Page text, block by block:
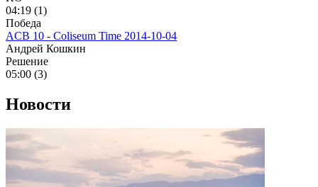
04:19 (1)
Победа
ACB 10 - Coliseum Time 2014-10-04
Андрей Кошкин
Решение
05:00 (3)
Новости